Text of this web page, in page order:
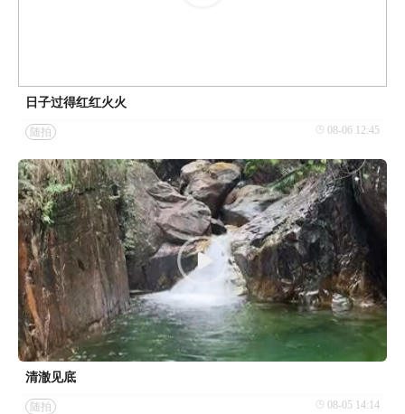
日子过得红红火火
随拍 08-06 12:45
清澈见底
随拍 08-05 14:14